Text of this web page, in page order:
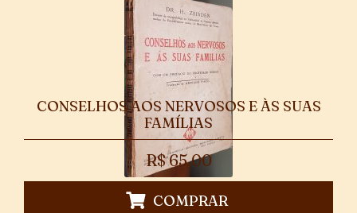
CONSELHOS AOS NERVOSOS E ÀS SUAS
FAMÍLIAS
R$65,00
COMPRAR